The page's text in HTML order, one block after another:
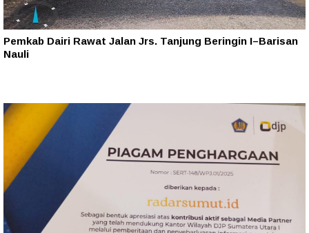
Pemkab Dairi Rawat Jalan Jrs. Tanjung Beringin I–Barisan
Nauli